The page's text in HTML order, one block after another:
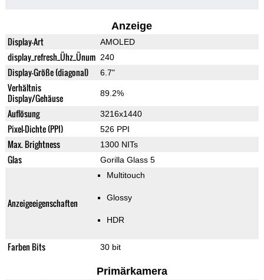
Anzeige
Display-Art AMOLED
display_refresh_Ühz_Ünum 240
Display-Größe (diagonal) 6.7"
Verhältnis
Display/Gehäuse
89.2%
Auflösung 3216x1440
Pixel-Dichte (PPI) 526 PPI
Max. Brightness 1300 NITs
Glas Gorilla Glass 5
Anzeigeeigenschaften
Multitouch
Glossy
HDR
Farben Bits 30 bit
Primärkamera